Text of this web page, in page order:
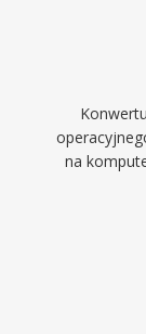
na